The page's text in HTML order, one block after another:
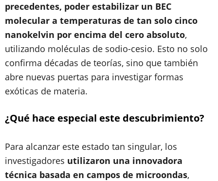
precedentes, poder estabilizar un BEC
molecular a temperaturas de tan solo cinco
nanokelvin por encima del cero absoluto,
utilizando moléculas de sodio-cesio. Esto no solo
confirma décadas de teorías, sino que también
abre nuevas puertas para investigar formas
exóticas de materia.
¿Qué hace especial este descubrimiento?
Para alcanzar este estado tan singular, los
investigadores utilizaron una innovadora
técnica basada en campos de microondas,